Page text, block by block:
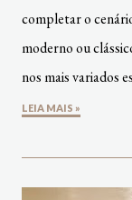
completar o
moderno ou
nos mais variados
LEIA MAIS »